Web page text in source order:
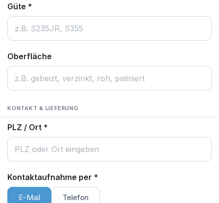
Güte *
Oberfläche
KONTAKT & LIEFERUNG
PLZ / Ort *
Kontaktaufnahme per *
E-Mail Telefon